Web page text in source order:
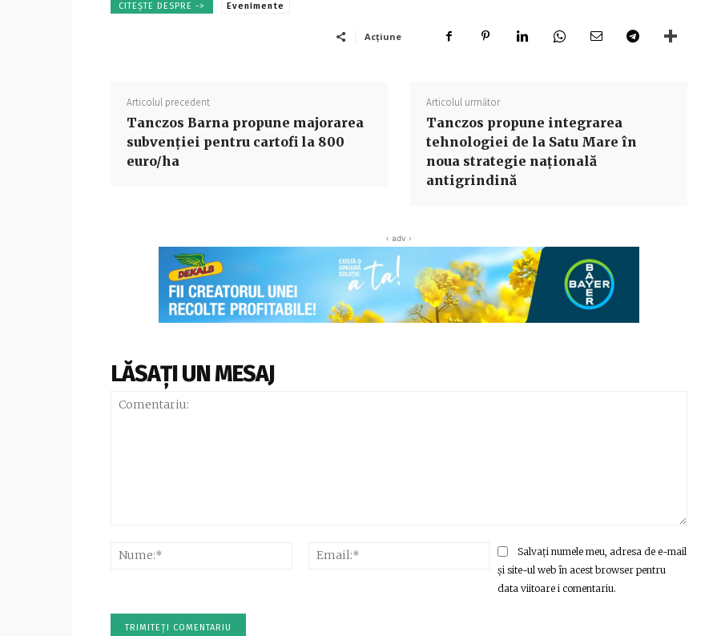
CITEȘTE DESPRE -> Evenimente
Acțiune
Articolul precedent
Tanczos Barna propune majorarea
subvenției pentru cartofi la 800
euro/ha
Articolul următor
Tanczos propune integrarea
tehnologiei de la Satu Mare în
noua strategie națională
antigrindină
‹ adv ›
LĂSAȚI UN MESAJ
Nume:*
Email:*Salvați numele meu, adresa de e-mail
și site-ul web în acest browser pentru
data viitoare i comentariu.